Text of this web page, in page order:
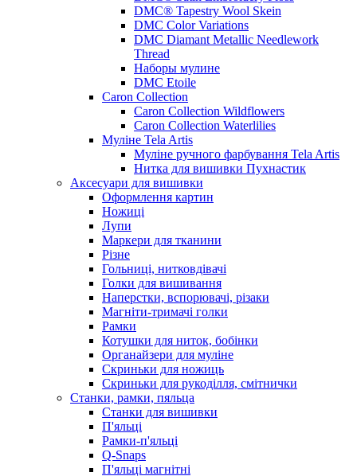
DMC® Tapestry Wool Skein
DMC Color Variations
DMC Diamant Metallic Needlework
Thread
Наборы мулине
DMC Etoile
Caron Collection
Caron Collection Wildflowers
Caron Collection Waterlilies
Муліне Tela Artis
Муліне ручного фарбування Tela Artis
Нитка для вишивки Пухнастик
Аксесуари для вишивки
Оформлення картин
Ножиці
Лупи
Маркери для тканини
Різне
Гольниці, нитковдівачі
Голки для вишивання
Наперстки, вспорювачі, різаки
Магніти-тримачі голки
Рамки
Котушки для ниток, бобінки
Органайзери для муліне
Скриньки для ножиць
Скриньки для рукоділля, смітнички
Станки, рамки, пяльца
Станки для вишивки
П'яльці
Рамки-п'яльці
Q-Snaps
П'яльці магнітні